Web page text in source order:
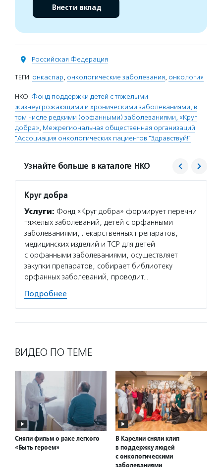
Внести вклад
Российская Федерация
ТЕГИ: онкаспар, онкологические заболевания, онкология
НКО: Фонд поддержки детей с тяжелыми
жизнеугрожающими и хроническими заболеваниями, в
том числе редкими (орфанными) заболеваниями, «Круг
добра», Межрегиональная общественная организаций
"Ассоциация онкологических пациентов "Здравствуй!"
Узнайте больше в каталоге НКО
Круг добра
Услуги: Фонд «Круг добра» формирует перечни
тяжелых заболеваний, детей с орфанными
заболеваниями, лекарственных препаратов,
медицинских изделий и ТСР для детей
с орфанными заболеваниями, осуществляет
закупки препаратов, собирает библиотеку
орфанных заболеваний, проводит…
Подробнее
ВИДЕО ПО ТЕМЕ
Сняли фильм о раке легкого
«Быть героем»
В Карелии сняли клип
в поддержку людей
с онкологическими
заболеваниями